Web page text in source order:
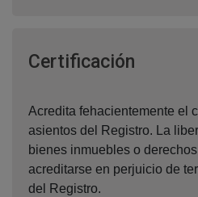
Certificación
Acredita fehacientemente el
asientos del Registro. La
bienes inmuebles o
acreditarse en perjuicio de
del Registro.